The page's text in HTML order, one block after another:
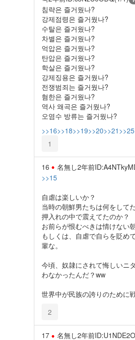
침략은 즐거웠나?
강제점령은 즐거웠나?
수탈은 즐거웠나?
차별은 즐거웠나?
억압은 즐거웠나?
탄압은 즐거웠나?
학살은 즐거웠나?
강제징용은 즐거웠나?
전쟁범죄는 즐거웠나?
혐한은 즐거웠나?
역사 왜곡은 즐거웠나?
오염수 방류는 즐거웠나?
>>16>>18>>19>>20>>21 >>25
1
16 名無し2年前
>>15
自虐は楽しいか？
当時の朝鮮男たちは何をして
押入れの中で震えてたのか？
お前らが恨むべきは情けない
もしくは、自虐で自らを貶め
輩な。
今頃、奴隷にされて悔しいニ
わなかったんだ？ww
世界中が民族の誇りのために
2
17 名無し2年前